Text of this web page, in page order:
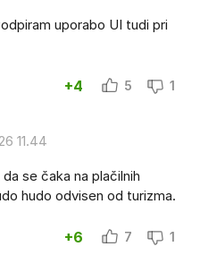
uporabo UI tudi pri
+4 5 1
11.44
se čaka na plačilnih
hudo odvisen od turizma.
+6 7 1